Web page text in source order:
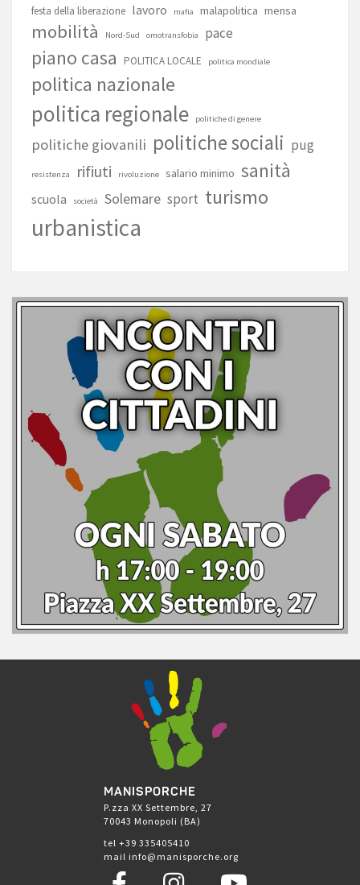
festa della liberazione lavoro mafia malapolitica mensa
mobilità Nord-Sud omotransfobia pace
piano casa POLITICA LOCALE politica mondiale
politica nazionale
politica regionale politiche di genere
politiche giovanili politiche sociali pug
resistenza rifiuti rivoluzione salario minimo sanità
scuola società Solemare sport turismo
urbanistica
MANISPORCHE
P.zza XX Settembre, 27
70043 Monopoli (BA)
tel +39 335405410
mail info@manisporche.org